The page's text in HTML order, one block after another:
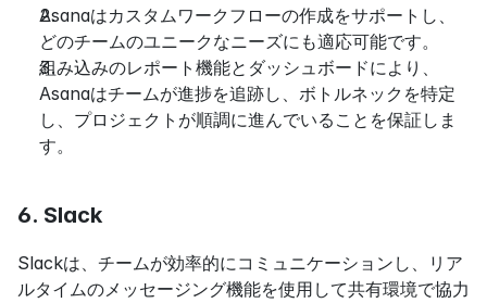
Asanaはカスタムワークフローの作成をサポートし、
どのチームのユニークなニーズにも適応可能です。
組み込みのレポート機能とダッシュボードにより、
Asanaはチームが進捗を追跡し、ボトルネックを特定
し、プロジェクトが順調に進んでいることを保証しま
す。
6. Slack
Slackは、チームが効率的にコミュニケーションし、リア
ルタイムのメッセージング機能を使用して共有環境で協力